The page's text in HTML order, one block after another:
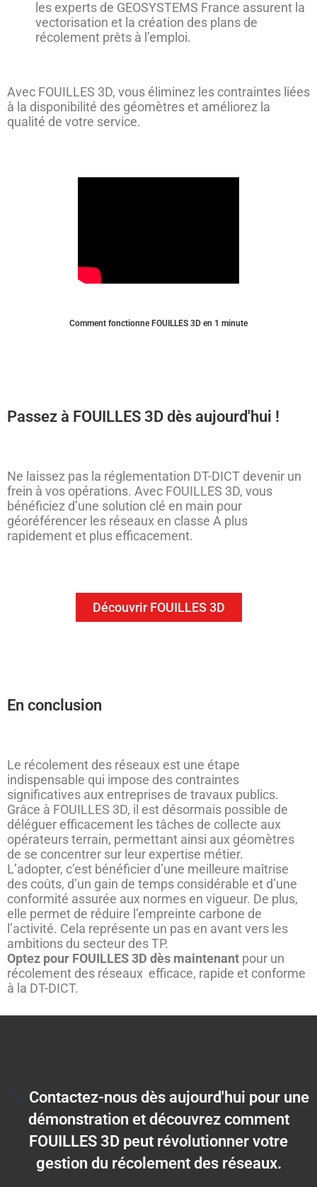
les experts de GEOSYSTEMS France assurent la
vectorisation et la création des plans de
récolement prêts à l’emploi.
Avec FOUILLES 3D, vous éliminez les contraintes liées
à la disponibilité des géomètres et améliorez la
qualité de votre service.
Comment fonctionne FOUILLES 3D en 1 minute
Passez à FOUILLES 3D dès aujourd'hui !
Ne laissez pas la réglementation DT-DICT devenir un
frein à vos opérations. Avec FOUILLES 3D, vous
bénéficiez d’une solution clé en main pour
géoréférencer les réseaux en classe A plus
rapidement et plus efficacement.
Découvrir FOUILLES 3D
En conclusion
Le récolement des réseaux est une étape
indispensable qui impose des contraintes
significatives aux entreprises de travaux publics.
Grâce à FOUILLES 3D, il est désormais possible de
déléguer efficacement les tâches de collecte aux
opérateurs terrain, permettant ainsi aux géomètres
de se concentrer sur leur expertise métier.
L’adopter, c’est bénéficier d’une meilleure maîtrise
des coûts, d’un gain de temps considérable et d’une
conformité assurée aux normes en vigueur. De plus,
elle permet de réduire l’empreinte carbone de
l’activité. Cela représente un pas en avant vers les
ambitions du secteur des TP.
Optez pour FOUILLES 3D dès maintenant pour un
récolement des réseaux efficace, rapide et conforme
à la DT-DICT.
Contactez-nous dès aujourd'hui pour une
démonstration et découvrez comment
FOUILLES 3D peut révolutionner votre
gestion du récolement des réseaux.